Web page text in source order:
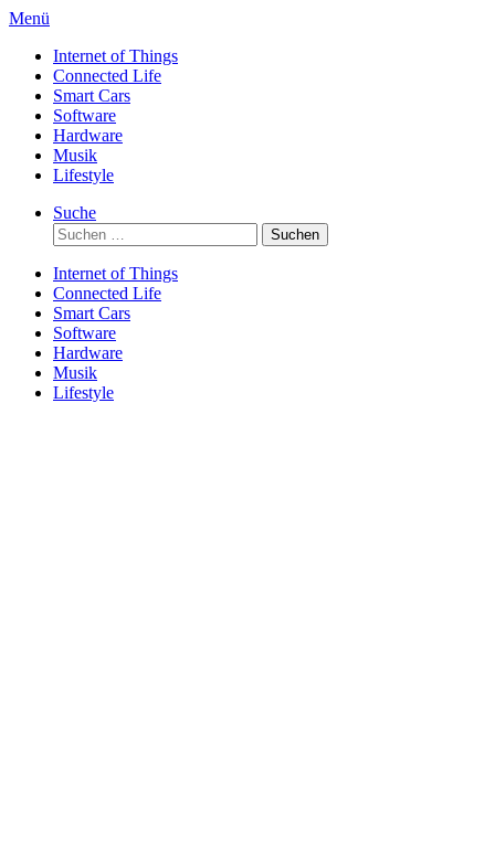
Direkt
Inhalt
Menü
Internet of Things
Connected Life
Smart Cars
Software
Hardware
Musik
Lifestyle
Suche
Suchen
nach:
Internet of Things
Connected Life
Smart Cars
Software
Hardware
Musik
Lifestyle